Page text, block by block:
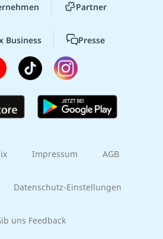
Partner
Business Presse
Impressum AGB
Datenschutz-Einstellungen
uns Feedback